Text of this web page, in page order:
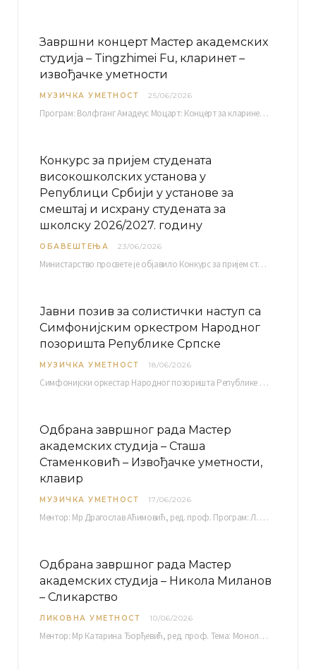
Завршни концерт Мастер академских
студија – Tingzhimei Fu, кларинет –
извођачке уметности
МУЗИЧКА УМЕТНОСТ 25/06/2026
Програм: Волфганг Амадеус Моцарт: Концерт за кларинет и оркестар, А-дур Ментор Милош Мијатовић, редовни…
Конкурс за пријем студената
високошколских установа у
Републици Србији у установе за
смештај и исхрану студената за
школску 2026/2027. годину
ОБАВЕШТЕЊА 23/06/2026
Министарство просвете је објавило Конкурс за пријем студената високошколских установа у Републици Србији у установе…
Јавни позив за солистички наступ са
Симфонијским оркестром Народног
позоришта Републике Српске
МУЗИЧКА УМЕТНОСТ 18/06/2026
Симфонијски оркестар Народног позоришта Републике Српске расписује јавни позив за учешће у пројекту „CRESCENDO: Нова…
Одбрана завршног рада Мастер
академских студија – Сташа
Стаменковић – Извођачке уметности,
клавир
МУЗИЧКА УМЕТНОСТ 17/06/2026
Ментор: Мр Драгослав Аћимовић, ред. проф. Програм: Л. Ван Бетовен: Соната оп. 31 бр. 2 у…
Одбрана завршног рада Мастер
академских студија – Никола Миланов
– Сликарство
ЛИКОВНА УМЕТНОСТ 10/06/2026
Ментор: Мр Катарина Ђорђевић, ред. проф. Тема: Монолог емоција Среда, 17. 06. 2026. у 15:30 сати Сала бр. 12 Факултета уметности у Нишу, Кнегиње…